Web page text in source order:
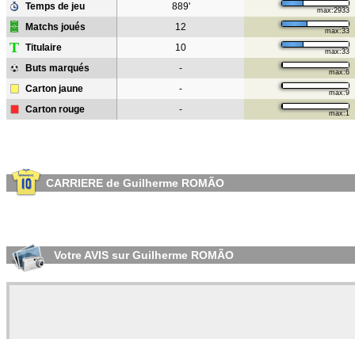
Temps de jeu
889' max:2933
Matchs joués 12 max:33
T Titulaire 10 max:33
Buts marqués - max:6
Carton jaune - max:9
Carton rouge - max:1
CARRIERE de Guilherme ROMÃO
Votre AVIS sur Guilherme ROMÃO